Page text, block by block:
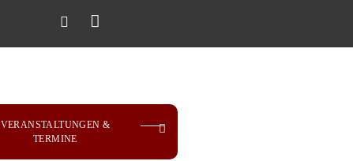
VERANSTALTUNGEN &
TERMINE